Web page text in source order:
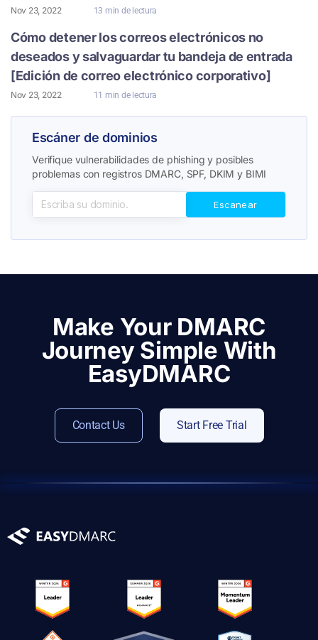
Nov 23, 2022 13 min de lectura
Cómo detener los correos electrónicos no
deseados y salvaguardar tu bandeja de entrada
[Edición de correo electrónico corporativo]
Nov 23, 2022 11 min de lectura
Escáner de dominios
Verifique vulnerabilidades de phishing y posibles
problemas con registros DMARC, SPF, DKIM y BIMI
Make Your DMARC
Journey Simple With
EasyDMARC
Contact Us Start Free Trial